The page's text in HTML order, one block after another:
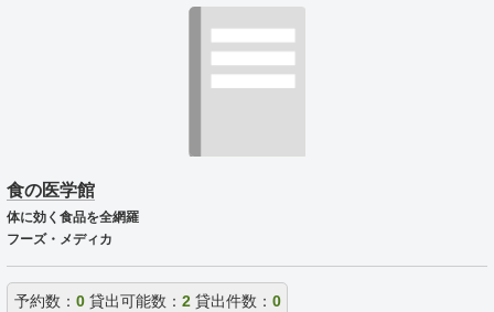
食の医学館
体に効く食品を全網羅
フーズ・メディカ
予約数： 0貸出可能数： 2貸出件数： 0